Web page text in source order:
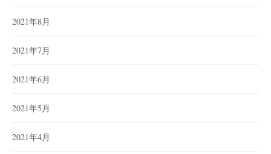
2021年8月
2021年7月
2021年6月
2021年5月
2021年4月